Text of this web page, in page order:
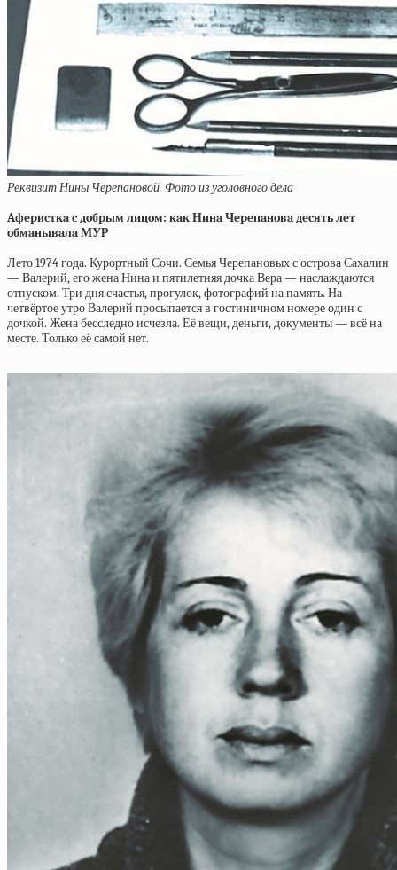
Реквизит Нины Черепановой. Фото из уголовного дела
Aфepиcткa c дoбpым лицoм: кaк Нинa Чepeпaнoвa дecять лeт
oбмaнывaлa МУP
Лето 1974 года. Курортный Сочи. Семья Черепановых с острова Сахалин
— Валерий, его жена Нина и пятилетняя дочка Вера — наслаждаются
отпуском. Три дня счастья, прогулок, фотографий на память. На
четвёртое утро Валерий просыпается в гостиничном номере один с
дочкой. Жена бесследно исчезла. Её вещи, деньги, документы — всё на
месте. Только её самой нет.